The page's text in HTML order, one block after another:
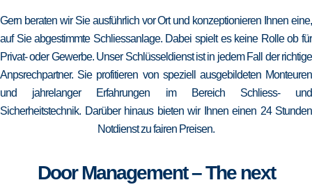
Gern beraten wir Sie ausführlich vor Ort und konzeptionieren Ihnen eine,
auf Sie abgestimmte Schliessanlage. Dabei spielt es keine Rolle ob für
Privat- oder Gewerbe. Unser Schlüsseldienst ist in jedem Fall der richtige
Anpsrechpartner. Sie profitieren von speziell ausgebildeten Monteuren
und jahrelanger Erfahrungen im Bereich Schliess- und
Sicherheitstechnik. Darüber hinaus bieten wir Ihnen einen 24 Stunden
Notdienst zu fairen Preisen.
Door Management – The next